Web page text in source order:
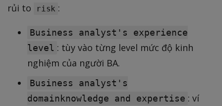
rủi to
risk :
Business analyst's experience
level : tùy vào từng level mức độ kinh
nghiệm của người BA.
Business analyst's
domainknowledge and expertise : ví